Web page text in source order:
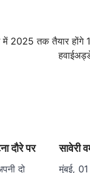
में 2025 तक तैयार होंगे
दौरे पर
दो
सावेरी
मुंबई, 01